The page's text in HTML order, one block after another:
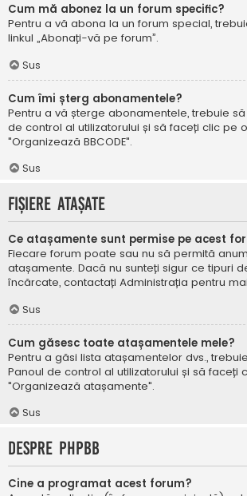
Cum mă abonez la un forum specific?
Pentru a vă abona la un forum special,
linkul „Abonați-vă pe forum”.
Sus
Cum îmi șterg abonamentele?
Pentru a vă șterge abonamentele, trebuie
de control al utilizatorului și să faceți clic pe
"Organizează BBCODE".
Sus
Fișiere atașate
Ce atașamente sunt permise pe acest
Fiecare forum poate sau nu să permită
atașamente. Dacă nu sunteți sigur ce tipuri
încărcate, contactați Administrația pentru
Sus
Cum găsesc toate atașamentele mele?
Pentru a găsi lista atașamentelor dvs.,
Panoul de control al utilizatorului și să faceți
"Organizează atașamente".
Sus
Despre phpBB
Cine a programat acest forum?